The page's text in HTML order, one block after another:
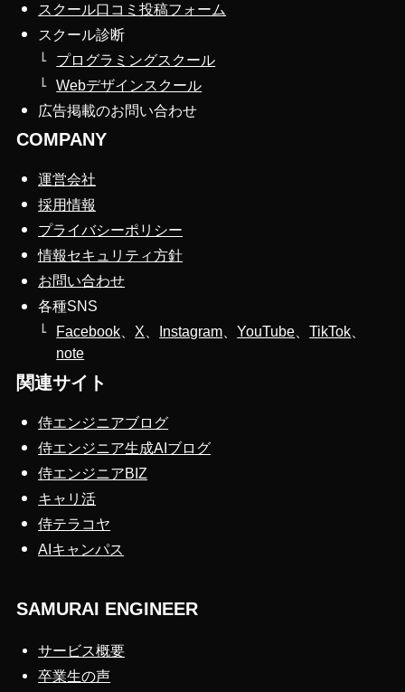
スクール口コミ投稿フォーム
スクール診断
プログラミングスクール
Webデザインスクール
広告掲載のお問い合わせ
COMPANY
運営会社
採用情報
プライバシーポリシー
情報セキュリティ方針
お問い合わせ
各種SNS
Facebook
X Instagram 、YouTube 、TikTok
note
関連サイト
侍エンジニアブログ
侍エンジニア生成AIブログ
侍エンジニアBIZ
キャリ活
侍テラコヤ
AIキャンパス
SAMURAI ENGINEER
サービス概要
卒業生の声